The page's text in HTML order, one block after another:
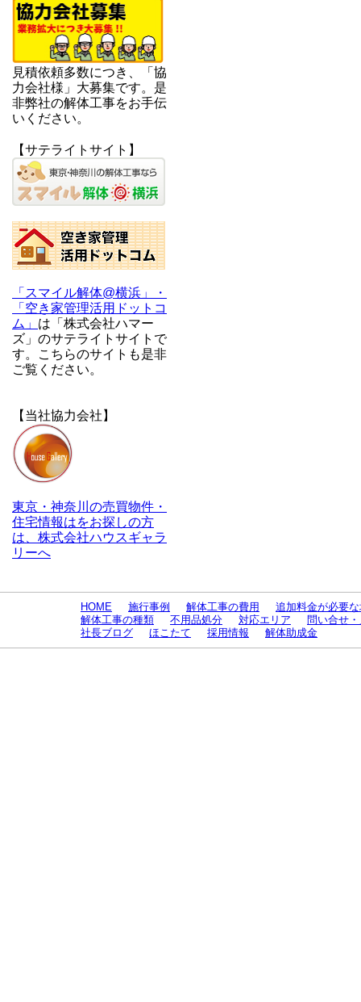
見積依頼多数につき、「協
力会社様」大募集です。是
非弊社の解体工事をお手伝
いください。
【サテライトサイト】
「スマイル解体@横浜」・
「空き家管理活用ドットコ
ム」 は「株式会社ハマー
ズ」のサテライトサイトで
す。こちらのサイトも是非
ご覧ください。
【当社協力会社】
東京・神奈川の売買物件・
住宅情報はをお探しの方
は、株式会社ハウスギャラ
リーへ
HOME 施行事例 解体工事の費用
追加料金が必要
解体工事の種類
不用品処分 対応エリア
問い合せ
社長ブログ
ほこたて 採用情報 解体助成金